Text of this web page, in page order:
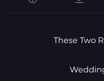
These Two